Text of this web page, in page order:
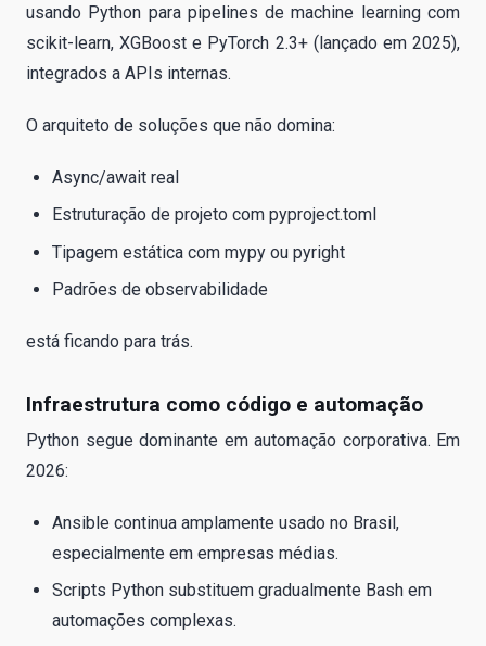
usando Python para pipelines de machine learning com
scikit-learn, XGBoost e PyTorch 2.3+ (lançado em 2025),
integrados a APIs internas.
O arquiteto de soluções que não domina:
Async/await real
Estruturação de projeto com pyproject.toml
Tipagem estática com mypy ou pyright
Padrões de observabilidade
está ficando para trás.
Infraestrutura como código e automação
Python segue dominante em automação corporativa. Em
2026:
Ansible continua amplamente usado no Brasil,
especialmente em empresas médias.
Scripts Python substituem gradualmente Bash em
automações complexas.